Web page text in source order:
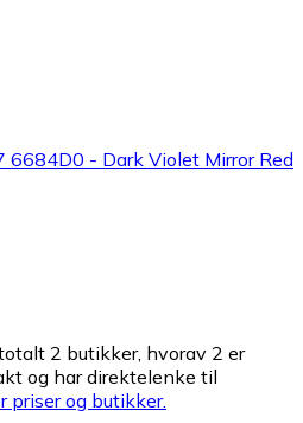
6684D0 - Dark Violet Mirror Red
2 butikker, hvorav 2 er
og har direktelenke til
priser og butikker.